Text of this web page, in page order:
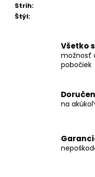
Strih:
Štýl:
Všetko
možnosť
pobočiek
na
KOŠEĽA
K068-